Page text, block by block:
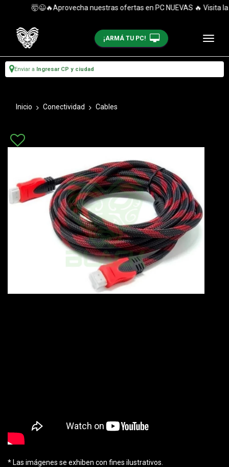
🤯😉🔥Aprovecha nuestras ofertas en PC NUEVAS 🔥 Visita
¡ARMÁ TU PC!
Enviar a Ingresar CP y ciudad
Inicio Conectividad Cables
* Las imágenes se exhiben con fines ilustrativos.